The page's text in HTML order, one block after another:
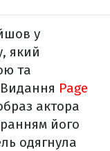
у
який
та
Page
актора
його
одягнула